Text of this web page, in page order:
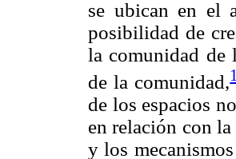
se ubican en el
posibilidad de
la comunidad de
de la comunidad,
de los espacios
en relación con
y los